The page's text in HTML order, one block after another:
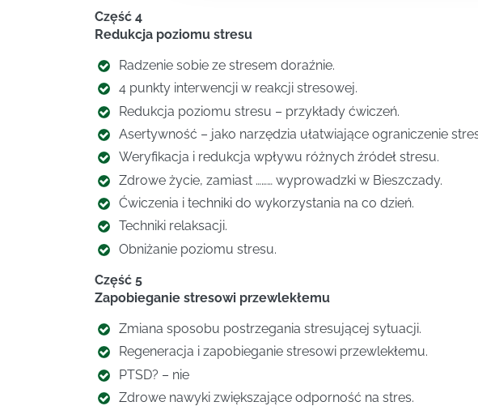
Część 4
Redukcja poziomu stresu
Radzenie sobie ze stresem doraźnie.
4 punkty interwencji w reakcji stresowej.
Redukcja poziomu stresu – przykłady ćwiczeń.
Asertywność – jako narzędzia ułatwiające ograniczenie
Weryfikacja i redukcja wpływu różnych źródeł stresu.
Zdrowe życie, zamiast ……… wyprowadzki w Bieszczady.
Ćwiczenia i techniki do wykorzystania na co dzień.
Techniki relaksacji.
Obniżanie poziomu stresu.
Część 5
Zapobieganie stresowi przewlekłemu
Zmiana sposobu postrzegania stresującej sytuacji.
Regeneracja i zapobieganie stresowi przewlekłemu.
PTSD? – nie
Zdrowe nawyki zwiększające odporność na stres.